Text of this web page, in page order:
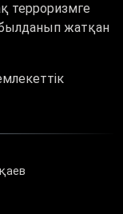
терроризмге
жатқан